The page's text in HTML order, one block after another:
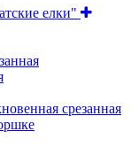
елки"
срезанная